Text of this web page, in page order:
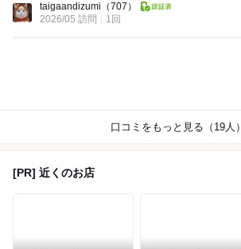
taigaandizumi （707）
2026/05 訪問
1回
口コミをもっと見る（19人）
[PR] 近くのお店